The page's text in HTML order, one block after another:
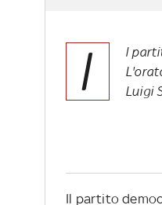
I
l
Luigi
Il partito